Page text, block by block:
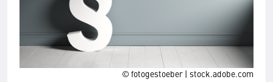
© fotogestoeber | stock.adobe.com